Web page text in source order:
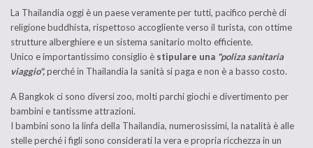
La Thailandia oggi è un paese veramente per tutti, pacifico perchè di
religione buddhista, rispettoso accogliente verso il turista, con ottime
strutture alberghiere e un sistema sanitario molto efficiente.
Unico e importantissimo consiglio è stipulare una "poliza sanitaria
viaggio",perché in Thailandia la sanità si paga e non è a basso costo.
A Bangkok ci sono diversi zoo, molti parchi giochi e divertimento per
bambini e tantissme attrazioni.
I bambini sono la linfa della Thailandia, numerosissimi, la natalità è alle
stelle perché i figli sono considerati la vera e propria ricchezza in un